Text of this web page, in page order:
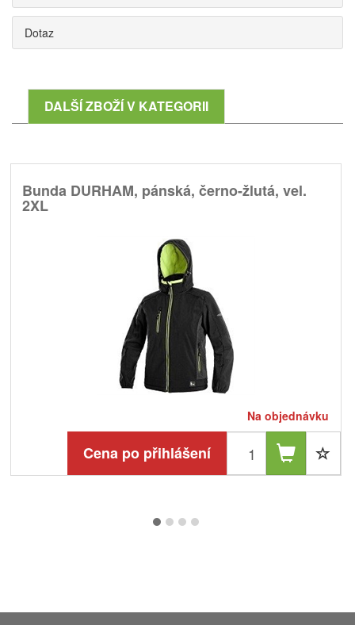
Dotaz
DALŠÍ ZBOŽÍ V KATEGORII
Bunda DURHAM, pánská, černo-žlutá, vel.
2XL
Na objednávku
Cena po přihlášení